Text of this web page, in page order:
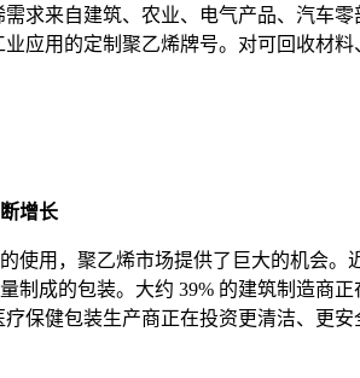
求来自建筑、农业、电气产品、汽车
应用的定制聚乙烯牌号。对可回收材
增长
使用，聚乙烯市场提供了巨大的机会
制成的包装。大约 39% 的建筑制造商
保健包装生产商正在投资更清洁、更